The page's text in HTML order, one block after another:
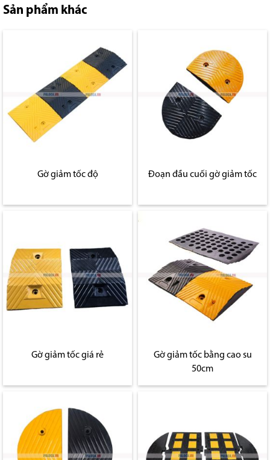
Sản phẩm khác
Gờ giảm tốc độ Đoạn đầu cuối gờ giảm tốc
Gờ giảm tốc giá rẻ
Gờ giảm tốc bằng cao su
50cm